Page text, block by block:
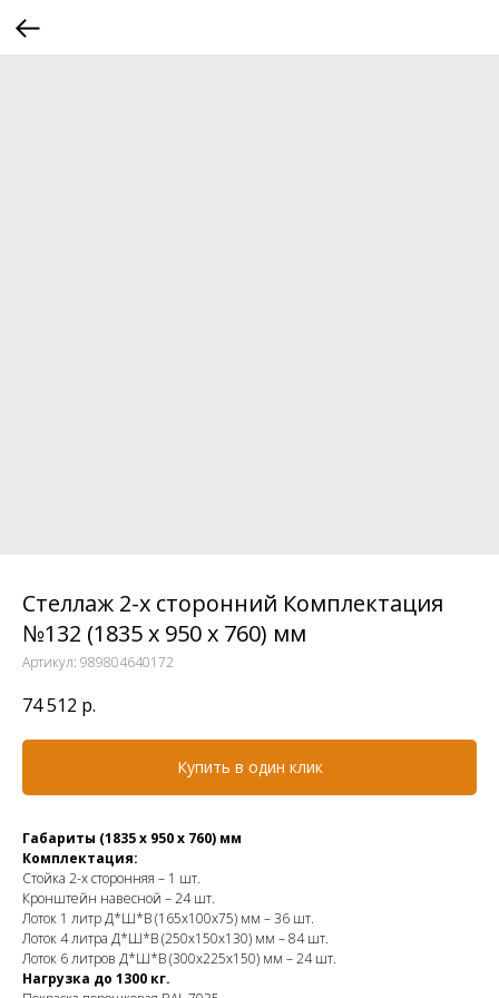
Стеллаж 2-х сторонний Комплектация
№132 (1835 х 950 х 760) мм
Артикул: 989804640172
74 512 р.
Купить в один клик
Габариты (1835 х 950 х 760) мм
Комплектация:
Стойка 2-х сторонняя – 1 шт.
Кронштейн навесной – 24 шт.
Лоток 1 литр Д*Ш*В (165х100х75) мм – 36 шт.
Лоток 4 литра Д*Ш*В (250х150х130) мм – 84 шт.
Лоток 6 литров Д*Ш*В (300х225х150) мм – 24 шт.
Нагрузка до 1300 кг.